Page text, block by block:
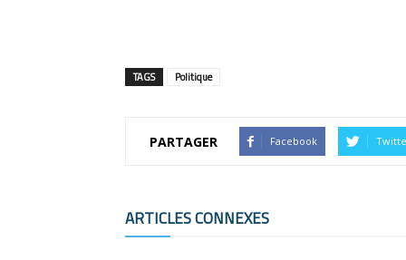
TAGS Politique
PARTAGER Facebook
ARTICLES CONNEXES